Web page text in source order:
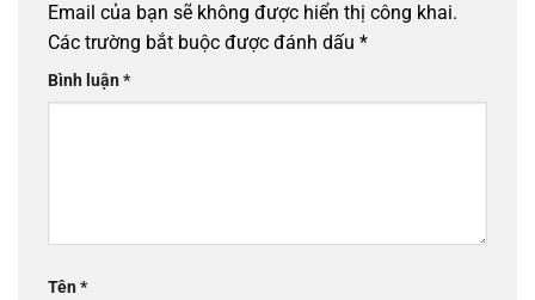
Email của bạn sẽ không được hiển thị công khai.
Các trường bắt buộc được đánh dấu *
Bình luận*
Tên*